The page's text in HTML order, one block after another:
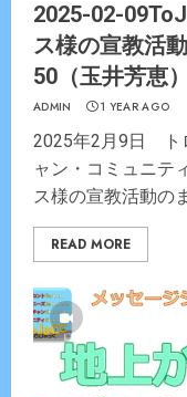
2025-02-
ス様の宣教活
50（玉井芳恵）
ADMIN 1 YEAR AGO
2025年2月9日 ト
ャン・コミュニテ
ス様の宣教活動の
READ MORE